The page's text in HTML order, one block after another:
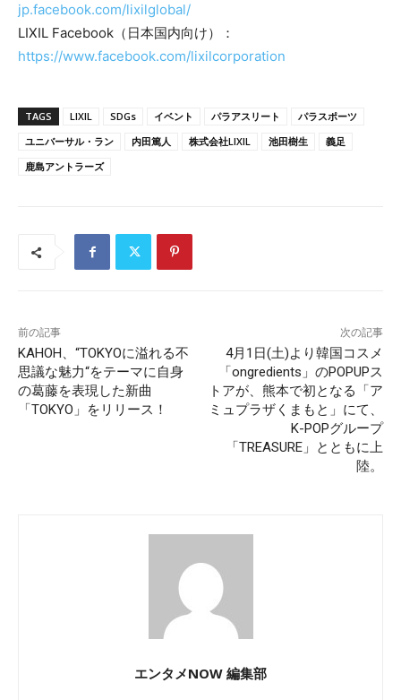
jp.facebook.com/lixilglobal/
LIXIL Facebook（日本国内向け）：
https://www.facebook.com/lixilcorporation
TAGS LIXIL SDGs イベント パラアスリート
パラスポーツ
ユニバーサル・ラン
内田篤人 株式会社LIXIL 池田樹生
義足
鹿島アントラーズ
前の記事
KAHOH、“TOKYOに溢れる不
思議な魅力“をテーマに自身
の葛藤を表現した新曲
「TOKYO」をリリース！
次の記事
4月1日(土)より韓国コスメ
「ongredients」のPOPUPス
トアが、熊本で初となる「ア
ミュプラザくまもと」にて、
K-POPグループ
「TREASURE」とともに上
陸。
エンタメNOW 編集部